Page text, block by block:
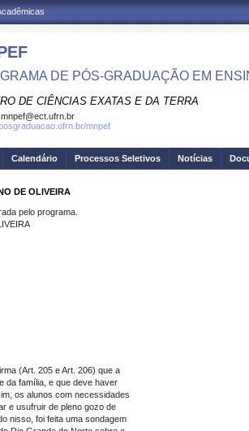
DE PÓS-GRADUAÇÃO EM
DE CIÊNCIAS EXATAS E DA TERRA
mnpef@ect.ufrn.br
mnpef
Calendário Processos Seletivos Notícias
DE OLIVEIRA
pelo programa.
(Art. 205 e Art. 206) que a
da família, e que deve haver
os alunos com necessidades
e usufruir de pleno gozo de
nisso, foi feita uma sondagem